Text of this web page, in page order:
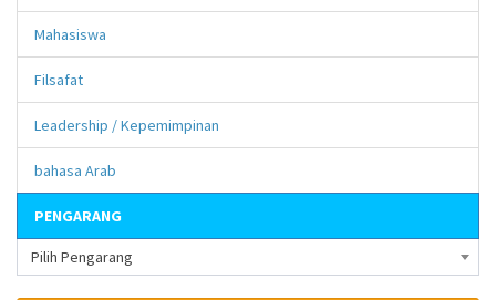
Mahasiswa
Filsafat
Leadership / Kepemimpinan
bahasa Arab
PENGARANG
Pilih Pengarang